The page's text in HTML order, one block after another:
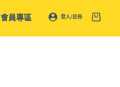
會員專區 登入/註冊